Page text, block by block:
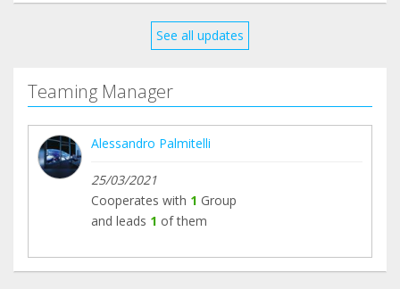
See all updates
Teaming Manager
Alessandro Palmitelli
25/03/2021
Cooperates with 1 Group
and leads 1 of them